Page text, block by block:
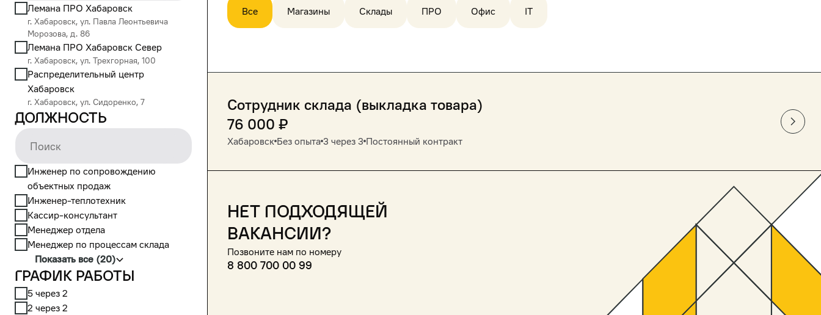
Лемана ПРО Хабаровск
г. Хабаровск, ул. Павла Леонтьевича
Морозова, д. 86
Лемана ПРО Хабаровск Север
г. Хабаровск, ул. Трехгорная, 100
Распределительный центр
Хабаровск
г. Хабаровск, ул. Сидоренко, 7
Должность
Инженер по сопровождению
объектных продаж
Инженер-теплотехник
Кассир-консультант
Менеджер отдела
Менеджер по процессам склада
Показать все (20)
График работы
5 через 2
2 через 2
Все Магазины Склады ПРО Офис IT
Сотрудник склада (выкладка товара)
76 000 ₽
Хабаровск Без опыта 3 через 3 Постоянный контракт
Нет подходящей
вакансии?
Позвоните нам по номеру
8 800 700 00 99